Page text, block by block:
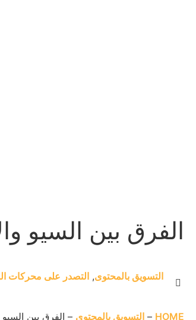
الفرق بين السيو
التسويق بالمحتوى, التصدر على محركات
HOME
– التسويق بالمحتوى – الفرق بين السيو